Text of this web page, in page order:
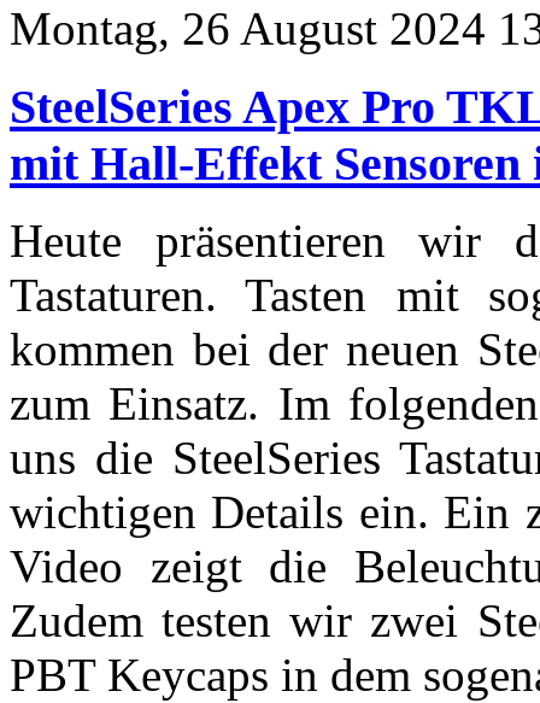
Montag, 26 August 2024
SteelSeries Apex Pro
mit Hall-Effekt Sensoren
Heute präsentieren wir
Tastaturen. Tasten mit
kommen bei der neuen
zum Einsatz. Im
uns die SteelSeries
wichtigen Details ein. Ein
Video zeigt die
Zudem testen wir zwei
PBT Keycaps in dem